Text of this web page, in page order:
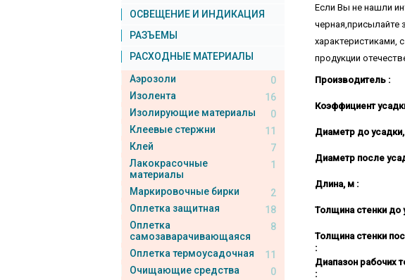
Если Вы не нашли
черная,присылайте
характеристиками,
продукции
Производитель :
Коэффициент
Диаметр до
Диаметр после
Длина, м :
Толщина стенки до
Толщина стенки
:
Диапазон рабочих
:
ОСВЕЩЕНИЕ И ИНДИКАЦИЯ
РАЗЪЕМЫ
РАСХОДНЫЕ МАТЕРИАЛЫ
Аэрозоли
0
Изолента
16
Изолирующие материалы
0
Клеевые стержни
11
Клей
7
Лакокрасочные
материалы
1
Маркировочные бирки
2
Оплетка защитная
18
Оплетка
самозаварачивающаяся
8
Оплетка термоусадочная
11
Очищающие средства
0